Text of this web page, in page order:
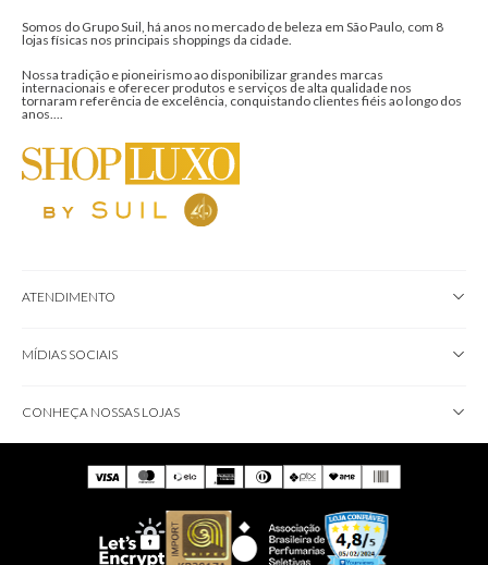
Somos do Grupo Suil, há anos no mercado de beleza em São Paulo, com 8
lojas físicas nos principais shoppings da cidade.
Nossa tradição e pioneirismo ao disponibilizar grandes marcas
internacionais e oferecer produtos e serviços de alta qualidade nos
tornaram referência de excelência, conquistando clientes fiéis ao longo dos
anos....
ATENDIMENTO
MÍDIAS SOCIAIS
CONHEÇA NOSSAS LOJAS